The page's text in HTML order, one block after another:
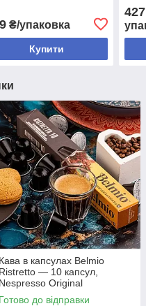
₴/упаковка
Купити
Кава в капсулах Belmio
Ristretto — 10 капсул,
Nespresso Original
Готово до відправки